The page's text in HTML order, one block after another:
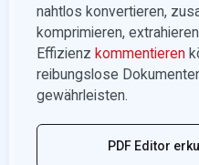
nahtlos konvertieren,
komprimieren,
Effizienz kommentieren
reibungslose
gewährleisten.
PDF Editor